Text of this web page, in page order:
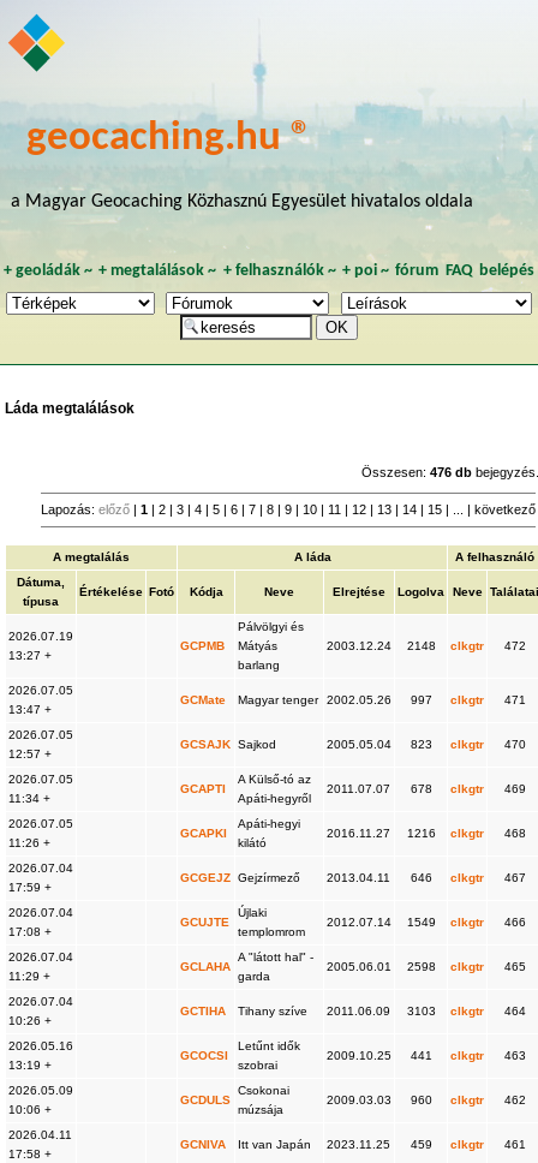
geocaching.hu ®
a Magyar Geocaching Közhasznú Egyesület hivatalos oldala
+ geoládák~ +megtalálások ~ + felhasználók~ + poi~ fórum FAQ belépés
Láda megtalálások
Összesen:476 db
Lapozás:előző |1 2 3 4 5 6 7 8 9 10 11 12 13 14 15 következő
A megtalálás A láda
A felhasználó
Dátuma,
típusa
Értékelése Fotó Kódja Neve Elrejtése Logolva Neve
2026.07.19
13:27 +
GCPMB
Pálvölgyi és
Mátyás
barlang
2003.12.24 2148 clkgtr 472
2026.07.05
13:47 +
GCMate Magyar tenger 2002.05.26 997 clkgtr 471
2026.07.05
12:57 +
GCSAJK Sajkod 2005.05.04 823 clkgtr 470
2026.07.05
11:34 +
GCAPTI
A Külső-tó az
Apáti-hegyről
2011.07.07 678 clkgtr 469
2026.07.05
11:26 +
GCAPKI
Apáti-hegyi
kilátó
2016.11.27 1216 clkgtr 468
2026.07.04
17:59 +
GCGEJZ Gejzírmező 2013.04.11 646 clkgtr 467
2026.07.04
17:08 +
GCUJTE
Újlaki
templomrom
2012.07.14 1549 clkgtr 466
2026.07.04
11:29 +
GCLAHA
A "látott hal" -
garda
2005.06.01 2598 clkgtr 465
2026.07.04
10:26 +
GCTIHA Tihany szíve 2011.06.09 3103 clkgtr 464
2026.05.16
13:19 +
GCOCSI
Letűnt idők
szobrai
2009.10.25 441 clkgtr 463
2026.05.09
10:06 +
GCDULS
Csokonai
múzsája
2009.03.03 960 clkgtr 462
2026.04.11
17:58 +
GCNIVA Itt van Japán 2023.11.25 459 clkgtr 461